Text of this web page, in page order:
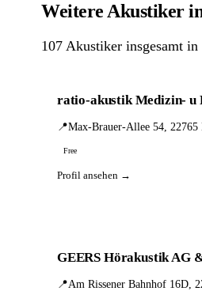
Weitere Akustiker
107 Akustiker insgesamt
ratio-akustik Medizin- u
📍Max-Brauer-Allee 54, 22765
Free
Profil ansehen →
GEERS Hörakustik AG
📍Am Rissener Bahnhof 16D,